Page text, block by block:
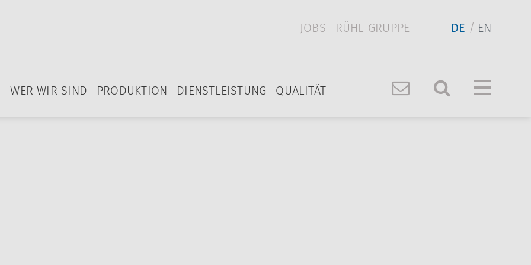
JOBS RÜHL GRUPPE DE EN
WER WIR SIND PRODUKTION DIENSTLEISTUNG QUALITÄT